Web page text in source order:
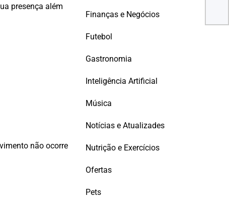
presença além
não ocorre
Finanças e Negócios
Futebol
Gastronomia
Inteligência Artificial
Música
Notícias e Atualizades
Nutrição e Exercícios
Ofertas
Pets